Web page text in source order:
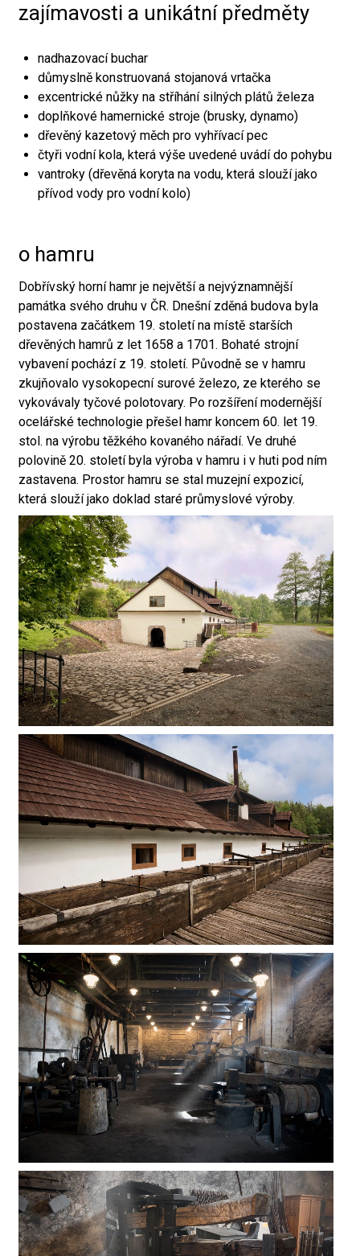
zajímavosti a unikátní předměty
nadhazovací buchar
důmyslně konstruovaná stojanová vrtačka
excentrické nůžky na stříhání silných plátů železa
doplňkové hamernické stroje (brusky, dynamo)
dřevěný kazetový měch pro vyhřívací pec
čtyři vodní kola, která výše uvedené uvádí do pohybu
vantroky (dřevěná koryta na vodu, která slouží jako
přívod vody pro vodní kolo)
o hamru
Dobřívský horní hamr je největší a nejvýznamnější
památka svého druhu v ČR. Dnešní zděná budova byla
postavena začátkem 19. století na místě starších
dřevěných hamrů z let 1658 a 1701. Bohaté strojní
vybavení pochází z 19. století. Původně se v hamru
zkujňovalo vysokopecní surové železo, ze kterého se
vykovávaly tyčové polotovary. Po rozšíření modernější
ocelářské technologie přešel hamr koncem 60. let 19.
stol. na výrobu těžkého kovaného nářadí. Ve druhé
polovině 20. století byla výroba v hamru i v huti pod ním
zastavena. Prostor hamru se stal muzejní expozicí,
která slouží jako doklad staré průmyslové výroby.